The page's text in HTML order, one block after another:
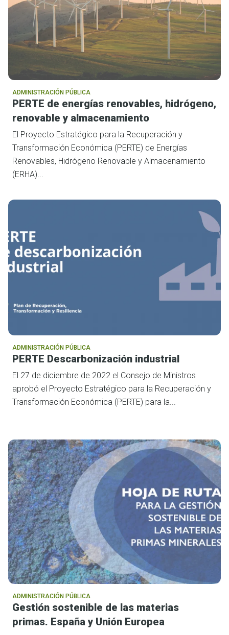
ADMINISTRACIÓN PÚBLICA
PERTE de energías renovables, hidrógeno,
renovable y almacenamiento
El Proyecto Estratégico para la Recuperación y
Transformación Económica (PERTE) de Energías
Renovables, Hidrógeno Renovable y Almacenamiento
(ERHA)...
ADMINISTRACIÓN PÚBLICA
PERTE Descarbonización industrial
El 27 de diciembre de 2022 el Consejo de Ministros
aprobó el Proyecto Estratégico para la Recuperación y
Transformación Económica (PERTE) para la...
ADMINISTRACIÓN PÚBLICA
Gestión sostenible de las materias
primas. España y Unión Europea